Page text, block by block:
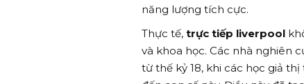
năng lượng tích cực.
Thực tế, trực tiếp liverpool
và khoa học. Các nhà nghiên
từ thế kỷ 18, khi các học giả